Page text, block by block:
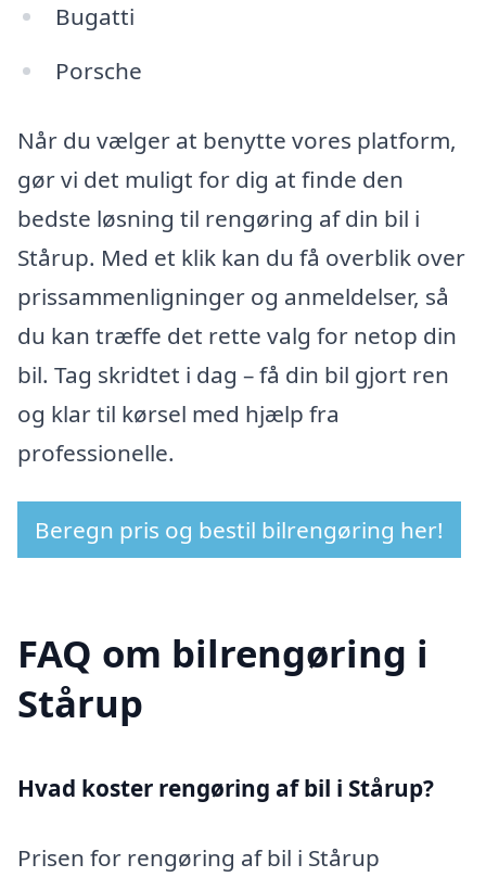
Bugatti
Porsche
Når du vælger at benytte vores platform,
gør vi det muligt for dig at finde den
bedste løsning til rengøring af din bil i
Stårup. Med et klik kan du få overblik over
prissammenligninger og anmeldelser, så
du kan træffe det rette valg for netop din
bil. Tag skridtet i dag – få din bil gjort ren
og klar til kørsel med hjælp fra
professionelle.
Beregn pris og bestil bilrengøring her!
FAQ om bilrengøring i
Stårup
Hvad koster rengøring af bil i Stårup?
Prisen for rengøring af bil i Stårup